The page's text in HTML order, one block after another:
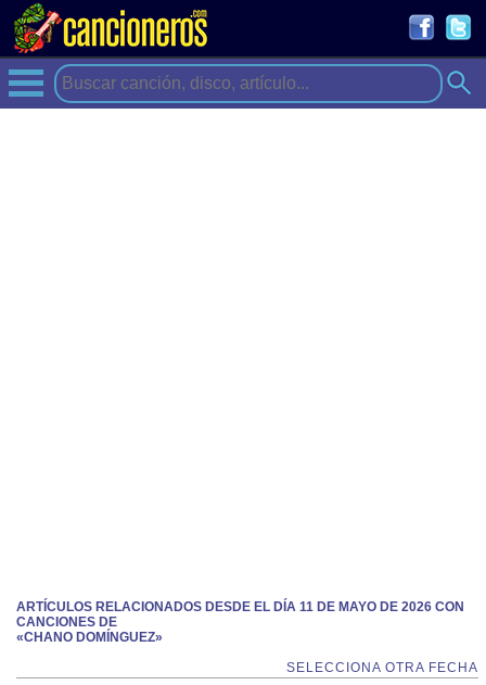
ARTÍCULOS RELACIONADOS DESDE EL DÍA 11 DE MAYO DE 2026 CON
CANCIONES DE
«CHANO DOMÍNGUEZ»
SELECCIONA OTRA FECHA